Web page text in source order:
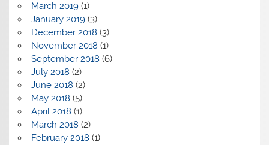
March 2019(1)
January 2019(3)
December 2018 (3)
November 2018 (1)
September 2018 (6)
July 2018 (2)
June 2018 (2)
May 2018 (5)
April 2018 (1)
March 2018 (2)
February 2018 (1)